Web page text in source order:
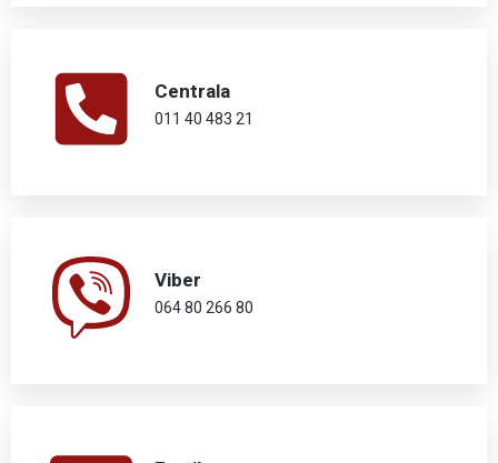
Centrala
011 40 483 21
Viber
064 80 266 80